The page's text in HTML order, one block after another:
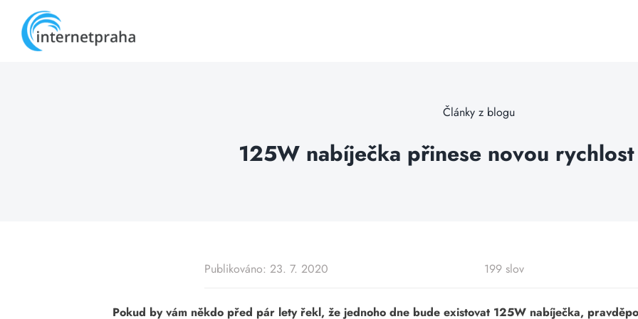
content
Články z blogu
125W nabíječka přinese novou
Publikováno: 23. 7. 2020 199 slov
Pokud by vám někdo před pár lety řekl, že jednoho dne bude existovat 125W nabíječka,